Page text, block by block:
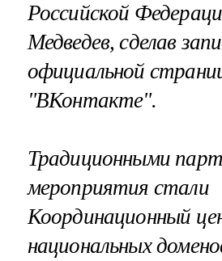
Российской
Медведев, сделав
официальной
"ВКонтакте".
Традиционными
мероприятия стали
Координационный
национальных